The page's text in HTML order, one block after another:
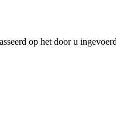
op het door u